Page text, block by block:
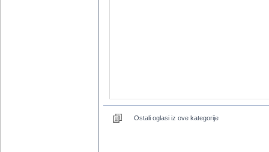
Ostali oglasi iz ove kategorije